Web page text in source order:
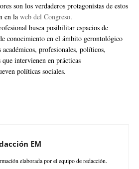
son los verdaderos protagonistas de estos
en la web del Congreso.
busca posibilitar espacios de
conocimiento en el ámbito gerontológico
profesionales, políticos,
intervienen en prácticas
políticas sociales.
EM
elaborada por el equipo de redacción.